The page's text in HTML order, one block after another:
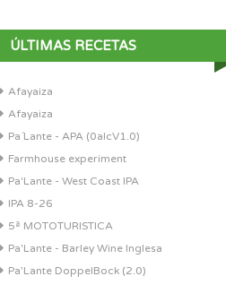
ÚLTIMAS RECETAS
Afayaiza
Afayaiza
Pa´Lante - APA (0alcV1.0)
Farmhouse experiment
Pa'Lante - West Coast IPA
IPA 8-26
5ª MOTOTURISTICA
Pa'Lante - Barley Wine Inglesa
Pa’Lante DoppelBock (2.0)